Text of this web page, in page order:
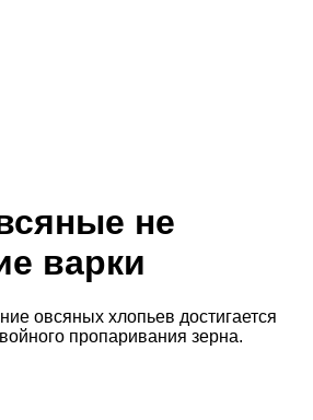
не
варки
овсяных хлопьев достигается
пропаривания зерна.